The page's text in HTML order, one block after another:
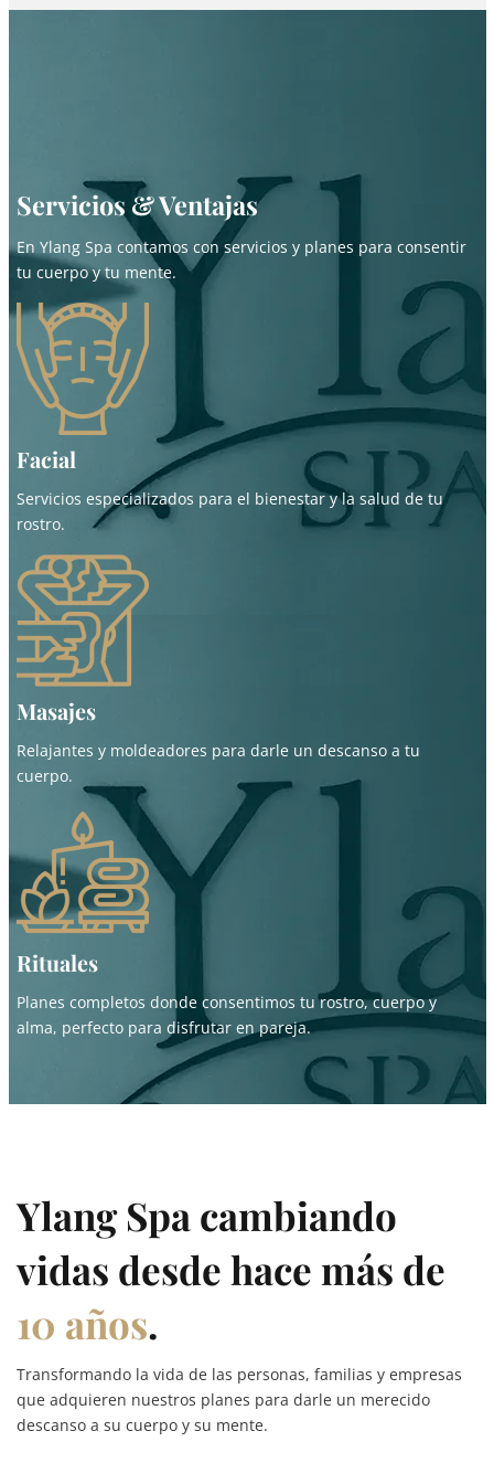
Servicios & Ventajas
En Ylang Spa contamos con servicios y planes para consentir
tu cuerpo y tu mente.
Facial
Servicios especializados para el bienestar y la salud de tu
rostro.
Masajes
Relajantes y moldeadores para darle un descanso a tu
cuerpo.
Rituales
Planes completos donde consentimos tu rostro, cuerpo y
alma, perfecto para disfrutar en pareja.
Ylang Spa cambiando
vidas desde hace más de
10 años.
Transformando la vida de las personas, familias y empresas
que adquieren nuestros planes para darle un merecido
descanso a su cuerpo y su mente.